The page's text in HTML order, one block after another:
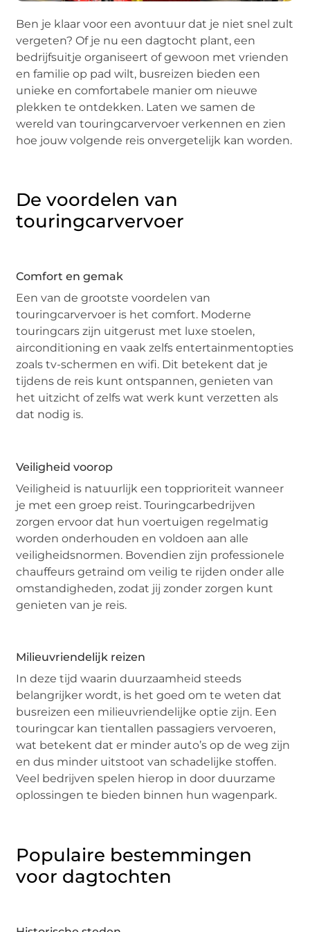
Ben je klaar voor een avontuur dat je niet snel zult
vergeten? Of je nu een dagtocht plant, een
bedrijfsuitje organiseert of gewoon met vrienden
en familie op pad wilt, busreizen bieden een
unieke en comfortabele manier om nieuwe
plekken te ontdekken. Laten we samen de
wereld van touringcarvervoer verkennen en zien
hoe jouw volgende reis onvergetelijk kan worden.
De voordelen van
touringcarvervoer
Comfort en gemak
Een van de grootste voordelen van
touringcarvervoer is het comfort. Moderne
touringcars zijn uitgerust met luxe stoelen,
airconditioning en vaak zelfs entertainmentopties
zoals tv-schermen en wifi. Dit betekent dat je
tijdens de reis kunt ontspannen, genieten van
het uitzicht of zelfs wat werk kunt verzetten als
dat nodig is.
Veiligheid voorop
Veiligheid is natuurlijk een topprioriteit wanneer
je met een groep reist. Touringcarbedrijven
zorgen ervoor dat hun voertuigen regelmatig
worden onderhouden en voldoen aan alle
veiligheidsnormen. Bovendien zijn professionele
chauffeurs getraind om veilig te rijden onder alle
omstandigheden, zodat jij zonder zorgen kunt
genieten van je reis.
Milieuvriendelijk reizen
In deze tijd waarin duurzaamheid steeds
belangrijker wordt, is het goed om te weten dat
busreizen een milieuvriendelijke optie zijn. Een
touringcar kan tientallen passagiers vervoeren,
wat betekent dat er minder auto’s op de weg zijn
en dus minder uitstoot van schadelijke stoffen.
Veel bedrijven spelen hierop in door duurzame
oplossingen te bieden binnen hun wagenpark.
Populaire bestemmingen
voor dagtochten